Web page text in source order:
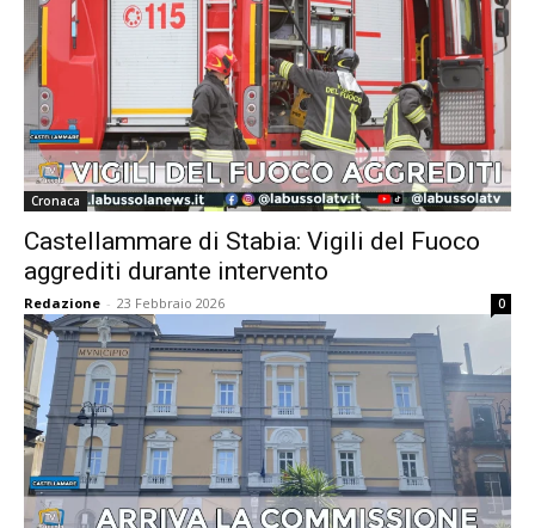
Cronaca
Castellammare di Stabia: Vigili del Fuoco
aggrediti durante intervento
Redazione - 23 Febbraio 2026 0